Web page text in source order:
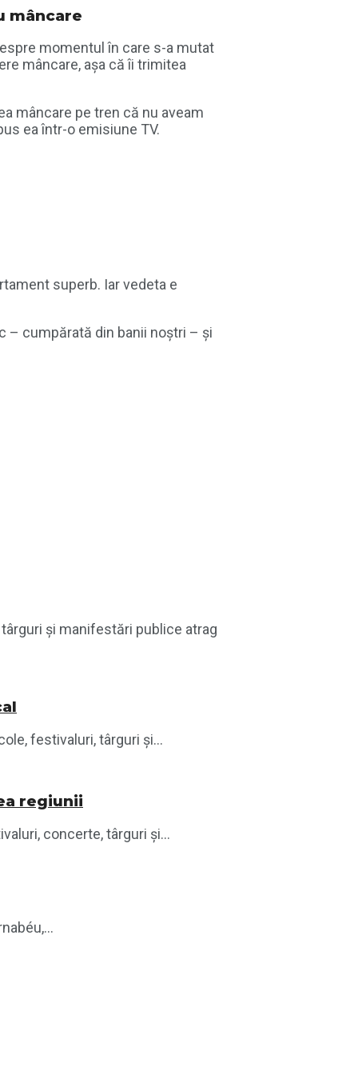
mâncare
momentul în care s-a mutat
mâncare, așa că îi trimitea
mâncare pe tren că nu aveam
ea într-o emisiune TV.
superb. Iar vedeta e
– cumpărată din banii noștri – și
și manifestări publice atrag
festivaluri, târguri și...
regiunii
concerte, târguri și...